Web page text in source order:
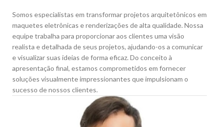
Somos especialistas em transformar projetos arquitetônicos em
maquetes eletrônicas e renderizações de alta qualidade. Nossa
equipe trabalha para proporcionar aos clientes uma visão
realista e detalhada de seus projetos, ajudando-os a comunicar
e visualizar suas ideias de forma eficaz. Do conceito à
apresentação final, estamos comprometidos em fornecer
soluções visualmente impressionantes que impulsionam o
sucesso de nossos clientes.